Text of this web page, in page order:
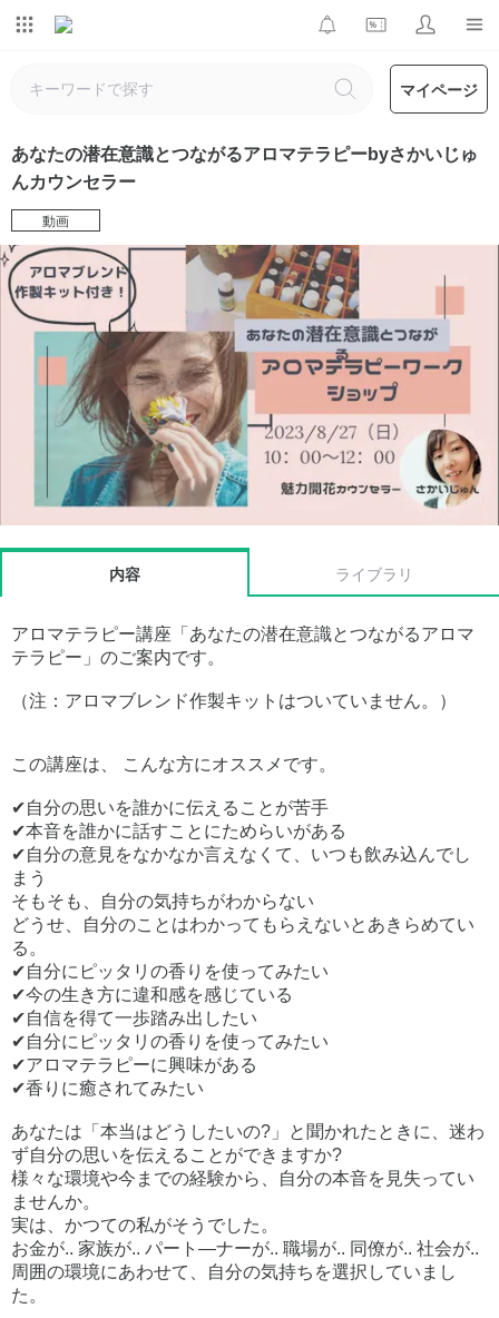
マイページ
あなたの潜在意識とつながるアロマテラピーbyさかいじゅ
んカウンセラー
動画
内容 ライブラリ
アロマテラピー講座「あなたの潜在意識とつながるアロマ
テラピー」のご案内です。
（注：アロマブレンド作製キットはついていません。）
この講座は、 こんな方にオススメです。
✔自分の思いを誰かに伝えることが苦手
✔本音を誰かに話すことにためらいがある
✔自分の意見をなかなか言えなくて、いつも飲み込んでし
まう
そもそも、自分の気持ちがわからない
どうせ、自分のことはわかってもらえないとあきらめてい
る。
✔自分にピッタリの香りを使ってみたい
✔今の生き方に違和感を感じている
✔自信を得て一歩踏み出したい
✔自分にピッタリの香りを使ってみたい
✔アロマテラピーに興味がある
✔香りに癒されてみたい
あなたは「本当はどうしたいの?」と聞かれたときに、迷わ
ず自分の思いを伝えることができますか?
様々な環境や今までの経験から、自分の本音を見失ってい
ませんか。
実は、かつての私がそうでした。
お金が.. 家族が.. パート―ナーが.. 職場が.. 同僚が.. 社会が..
周囲の環境にあわせて、自分の気持ちを選択していまし
た。